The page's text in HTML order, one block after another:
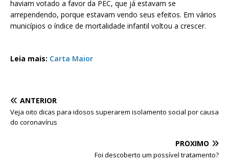
haviam votado a favor da PEC, que já estavam se
arrependendo, porque estavam vendo seus efeitos. Em vários
municípios o índice de mortalidade infantil voltou a crescer.
Leia mais: Carta Maior
ANTERIOR
Veja oito dicas para idosos superarem isolamento social por causa
do coronavírus
PRÓXIMO
Foi descoberto um possível tratamento?